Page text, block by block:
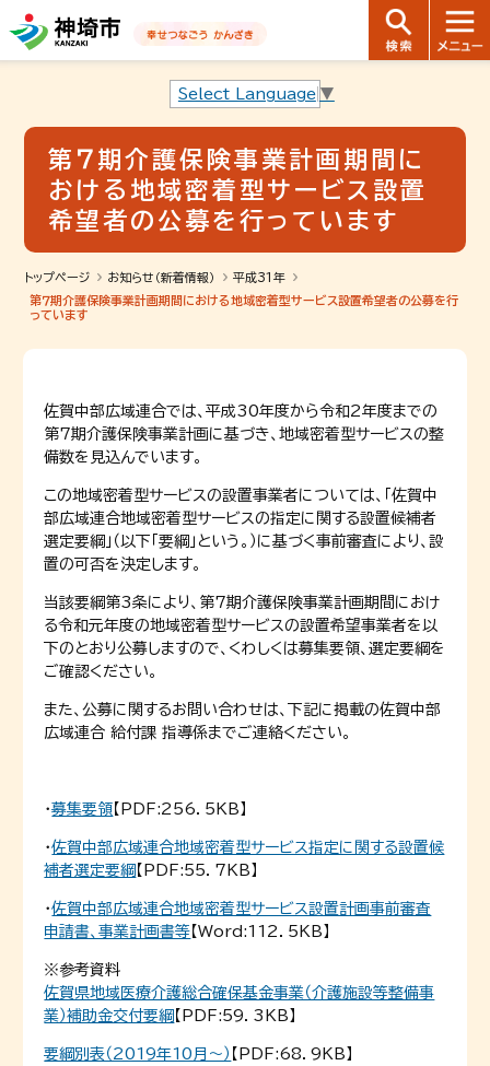
音声読み上げ用ナビゲーションです。
本文へ移動します
ページ最後（フッター）へ移動します
音声読み上げ用ナビゲーションはここまでです。
Select Language ▼
第７期介護保険事業計画期間に
おける地域密着型サービス設置
希望者の公募を行っています
トップページ お知らせ（新着情報）
平成31年
第７期介護保険事業計画期間における地域密着型サービス設置希望者の公募を行
っています
佐賀中部広域連合では、平成30年度から令和2年度までの
第7期介護保険事業計画に基づき、地域密着型サービスの整
備数を見込んでいます。
この地域密着型サービスの設置事業者については、「佐賀中
部広域連合地域密着型サービスの指定に関する設置候補者
選定要綱」（以下「要綱」という。）に基づく事前審査により、設
置の可否を決定します。
当該要綱第3条により、第7期介護保険事業計画期間におけ
る令和元年度の地域密着型サービスの設置希望事業者を以
下のとおり公募しますので、くわしくは募集要領、選定要綱を
ご確認ください。
また、公募に関するお問い合わせは、下記に掲載の佐賀中部
広域連合 給付課 指導係までご連絡ください。
・募集要領 【PDF:256．5KB】
・佐賀中部広域連合地域密着型サービス指定に関する設置候
補者選定要綱 【PDF:55．7KB】
・佐賀中部広域連合地域密着型サービス設置計画事前審査
申請書、事業計画書等 【Word:112．5KB】
※参考資料
佐賀県地域医療介護総合確保基金事業（介護施設等整備事
業）補助金交付要綱 【PDF:59．3KB】
要綱別表（2019年10月〜） 【PDF:68．9KB】